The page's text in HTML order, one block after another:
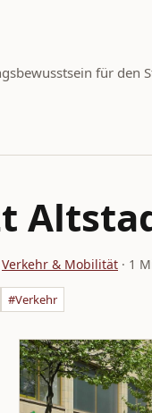
für
Verkehr & Mobilität · 1
#Verkehr